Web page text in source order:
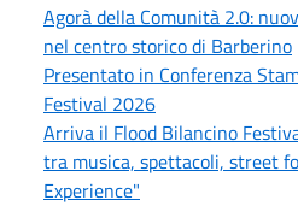
Agorà della Comunità 2.0:
nel centro storico di Barberino
Presentato in Conferenza
Festival 2026
Arriva il Flood Bilancino
tra musica, spettacoli, street
Experience"